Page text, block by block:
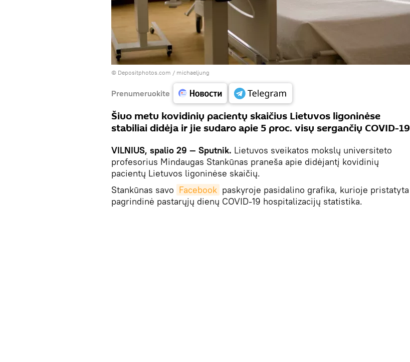
© Depositphotos.com / michaeljung
Prenumeruokite
Šiuo metu kovidinių pacientų skaičius Lietuvos ligoninėse
stabiliai didėja ir jie sudaro apie 5 proc. visų sergančių COVID-19
VILNIUS, spalio 29 — Sputnik. Lietuvos sveikatos mokslų universiteto
profesorius Mindaugas Stankūnas praneša apie didėjantį kovidinių
pacientų Lietuvos ligoninėse skaičių.
Stankūnas savo Facebook paskyroje pasidalino grafika, kurioje pristatyta
pagrindinė pastarųjų dienų COVID-19 hospitalizacijų statistika.